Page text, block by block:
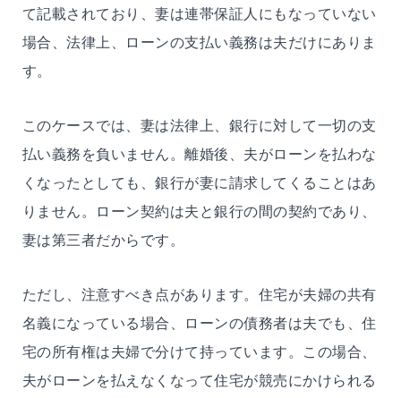
て記載されており、妻は連帯保証人にもなっていない
場合、法律上、ローンの支払い義務は夫だけにありま
す。
このケースでは、妻は法律上、銀行に対して一切の支
払い義務を負いません。離婚後、夫がローンを払わな
くなったとしても、銀行が妻に請求してくることはあ
りません。ローン契約は夫と銀行の間の契約であり、
妻は第三者だからです。
ただし、注意すべき点があります。住宅が夫婦の共有
名義になっている場合、ローンの債務者は夫でも、住
宅の所有権は夫婦で分けて持っています。この場合、
夫がローンを払えなくなって住宅が競売にかけられる